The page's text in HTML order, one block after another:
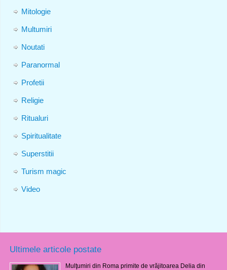
Mitologie
Multumiri
Noutati
Paranormal
Profetii
Religie
Ritualuri
Spiritualitate
Superstitii
Turism magic
Video
Ultimele articole postate
Mulţumiri din Roma primite de vrăjitoarea Delia din